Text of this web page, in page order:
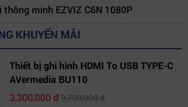
thông minh EZVIZ C6N 1080P
KHUYẾN MÃI
Thiết bị ghi hình HDMI To USB TYPE-C
AVermedia BU110
3,300,000 đ3,700,000 đ